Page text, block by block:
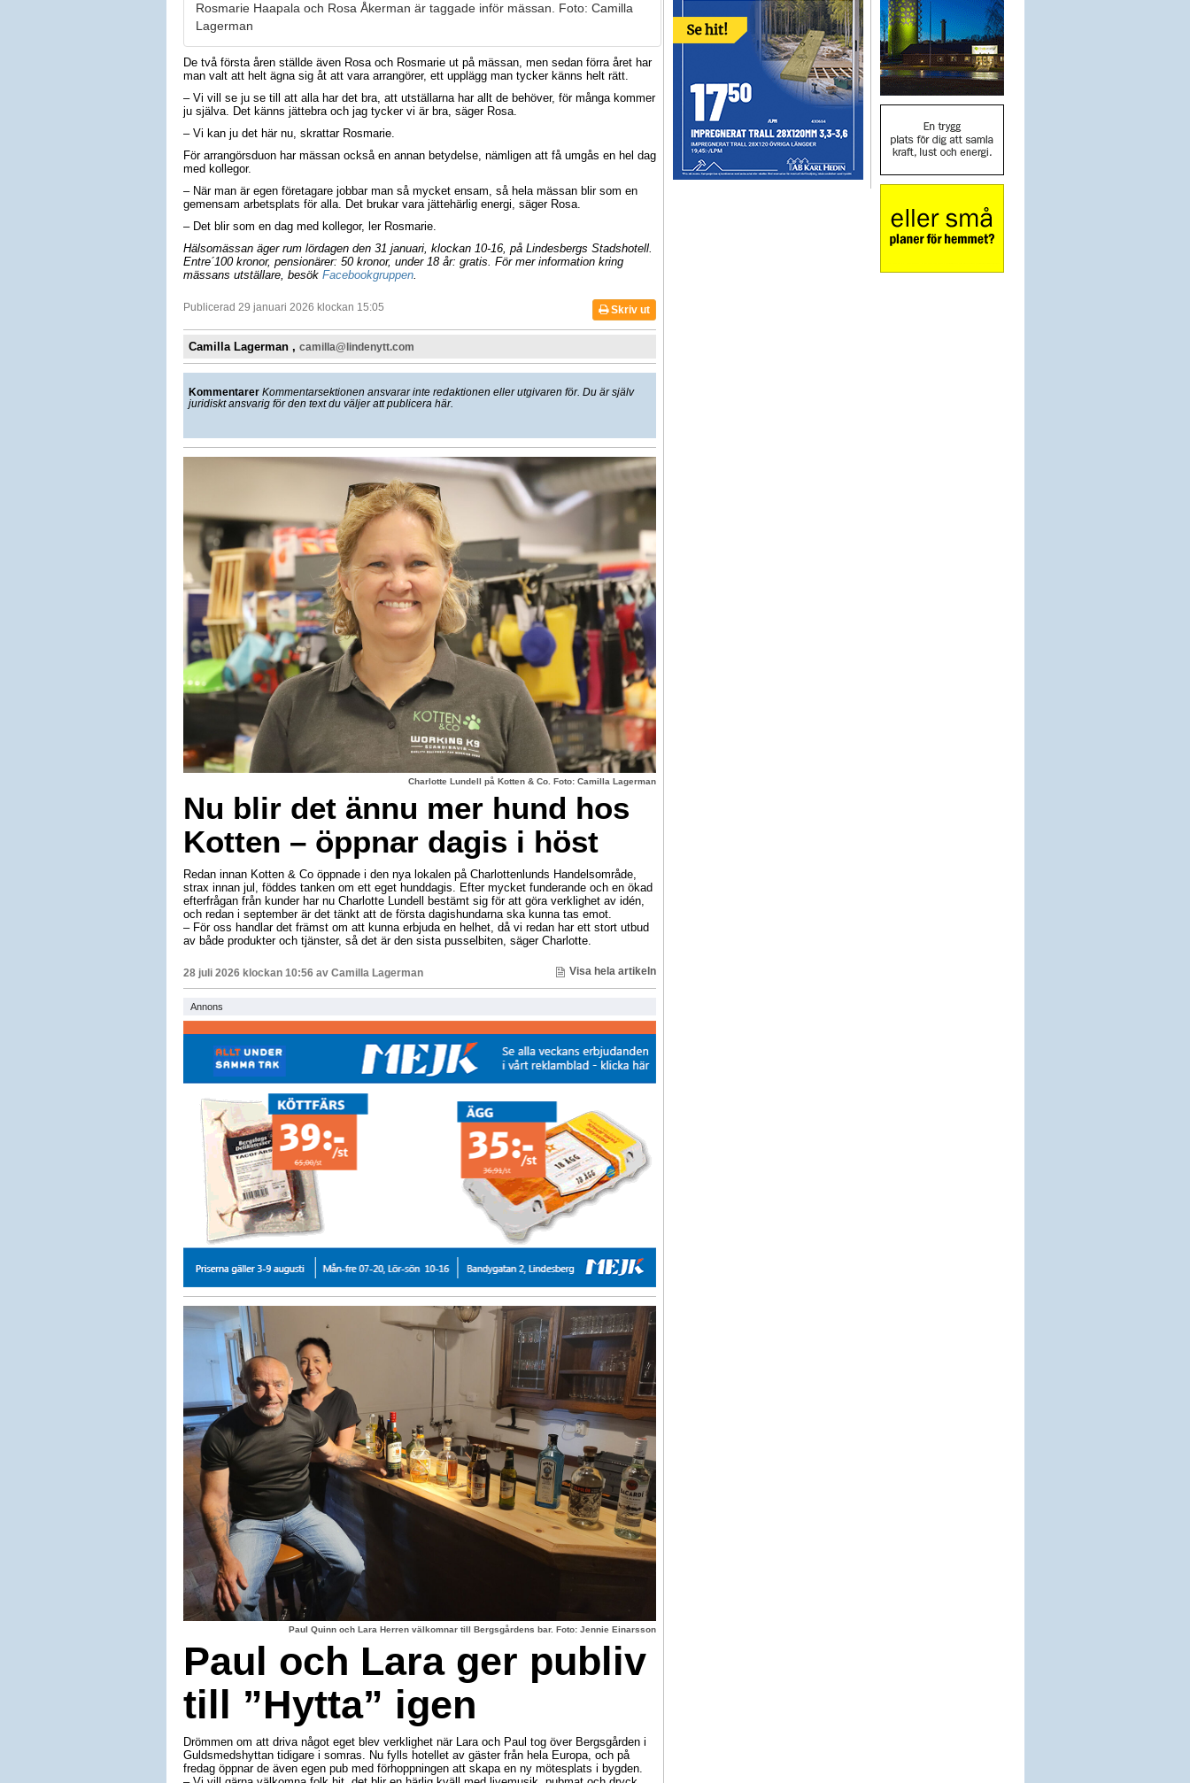
Rosmarie Haapala och Rosa Åkerman är taggade inför mässan. Foto: Camilla
Lagerman
De två första åren ställde även Rosa och Rosmarie ut på mässan, men sedan förra året har
man valt att helt ägna sig åt att vara arrangörer, ett upplägg man tycker känns helt rätt.
– Vi vill se ju se till att alla har det bra, att utställarna har allt de behöver, för många kommer
ju själva. Det känns jättebra och jag tycker vi är bra, säger Rosa.
– Vi kan ju det här nu, skrattar Rosmarie.
För arrangörsduon har mässan också en annan betydelse, nämligen att få umgås en hel dag
med kollegor.
– När man är egen företagare jobbar man så mycket ensam, så hela mässan blir som en
gemensam arbetsplats för alla. Det brukar vara jättehärlig energi, säger Rosa.
– Det blir som en dag med kollegor, ler Rosmarie.
Hälsomässan äger rum lördagen den 31 januari, klockan 10-16, på Lindesbergs Stadshotell.
Entre´100 kronor, pensionärer: 50 kronor, under 18 år: gratis. För mer information kring
mässans utställare, besök Facebookgruppen.
Publicerad 29 januari 2026 klockan 15:05 Skriv ut
Camilla Lagerman , camilla@lindenytt.com
Kommentarer Kommentarsektionen ansvarar inte redaktionen eller utgivaren för. Du är själv
juridiskt ansvarig för den text du väljer att publicera här.
Charlotte Lundell på Kotten & Co. Foto: Camilla Lagerman
Nu blir det ännu mer hund hos
Kotten – öppnar dagis i höst
Redan innan Kotten & Co öppnade i den nya lokalen på Charlottenlunds Handelsområde,
strax innan jul, föddes tanken om ett eget hunddagis. Efter mycket funderande och en ökad
efterfrågan från kunder har nu Charlotte Lundell bestämt sig för att göra verklighet av idén,
och redan i september är det tänkt att de första dagishundarna ska kunna tas emot.
– För oss handlar det främst om att kunna erbjuda en helhet, då vi redan har ett stort utbud
av både produkter och tjänster, så det är den sista pusselbiten, säger Charlotte.
28 juli 2026 klockan 10:56 av Camilla Lagerman Visa hela artikeln
Annons
Paul Quinn och Lara Herren välkomnar till Bergsgårdens bar. Foto: Jennie Einarsson
Paul och Lara ger publiv
till ”Hytta” igen
Drömmen om att driva något eget blev verklighet när Lara och Paul tog över Bergsgården i
Guldsmedshyttan tidigare i somras. Nu fylls hotellet av gäster från hela Europa, och på
fredag öppnar de även egen pub med förhoppningen att skapa en ny mötesplats i bygden.